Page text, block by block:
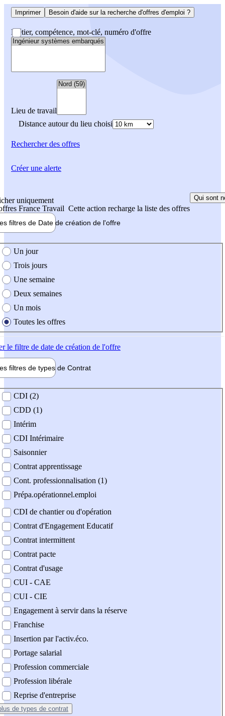
Imprimer Besoin d'aide sur la recherche d'offres d'emploi ?
Métier, compétence, mot-clé, numéro d'offre
Lieu de travail
Distance autour du lieu choisi
Rechercherdes offres
uniquement
France Travail Cette action recharge la liste des offres
Qui sont
filtres de Date de création de l'offre
création de l'offre
Un jour
Trois jours
Une semaine
Deux semaines
Un mois
Toutes les offres
le filtre de date de création de l'offre
filtres de types de Contrat
contrat
CDI (2)
CDD (1)
Intérim
CDI Intérimaire
Saisonnier
Contrat apprentissage
Cont. professionnalisation (1)
Prépa.opérationnel.emploi
CDI de chantier ou d'opération
Contrat d'Engagement Educatif
Contrat intermittent
Contrat pacte
Contrat d'usage
CUI - CAE
CUI - CIE
Engagement à servir dans la réserve
Franchise
Insertion par l'activ.éco.
Portage salarial
Profession commerciale
Profession libérale
Reprise d'entreprise
de types de contrat
Créer une alerte